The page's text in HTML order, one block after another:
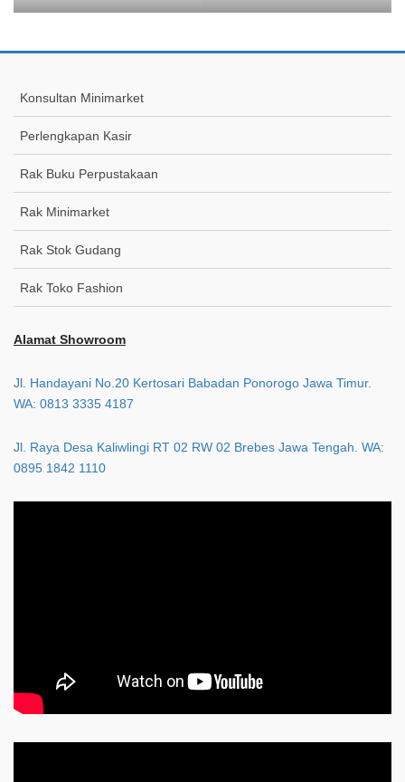
Konsultan Minimarket
Perlengkapan Kasir
Rak Buku Perpustakaan
Rak Minimarket
Rak Stok Gudang
Rak Toko Fashion
Alamat Showroom
Jl. Handayani No.20 Kertosari Babadan Ponorogo Jawa Timur.
WA: 0813 3335 4187
Jl. Raya Desa Kaliwlingi RT 02 RW 02 Brebes Jawa Tengah. WA:
0895 1842 1110